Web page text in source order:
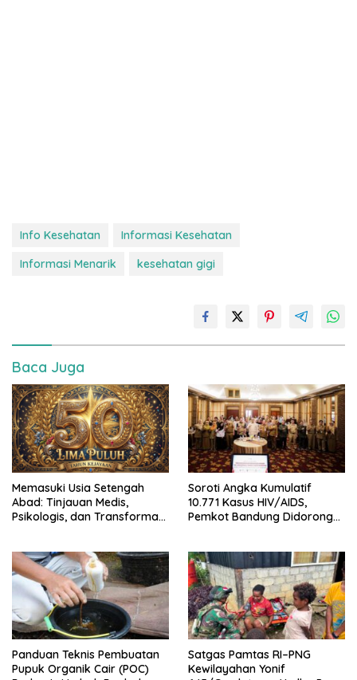
Info Kesehatan
Informasi Kesehatan
Informasi Menarik
kesehatan gigi
Baca Juga
Memasuki Usia Setengah
Abad: Tinjauan Medis,
Psikologis, dan Transformasi
Soroti Angka Kumulatif
10.771 Kasus HIV/AIDS,
Pemkot Bandung Didorong
Panduan Teknis Pembuatan
Pupuk Organik Cair (POC)
Satgas Pamtas RI–PNG
Kewilayahan Yonif